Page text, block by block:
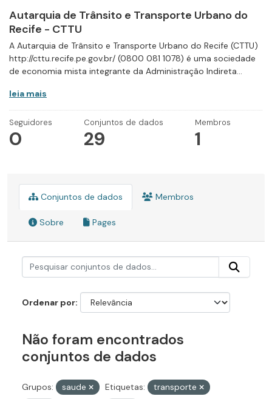
Autarquia de Trânsito e Transporte Urbano do
Recife - CTTU
A Autarquia de Trânsito e Transporte Urbano do Recife (CTTU)
http://cttu.recife.pe.gov.br/ (0800 081 1078) é uma sociedade
de economia mista integrante da Administração Indireta...
leia mais
Seguidores
0
Conjuntos de dados
29
Membros
1
Conjuntos de dados Membros
Sobre Pages
Ordenar por
Não foram encontrados
conjuntos de dados
Grupos: saude Etiquetas:
transporte